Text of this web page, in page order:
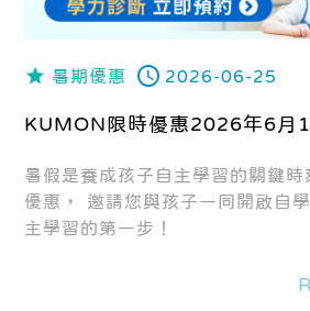
暑期優惠 2026-06-25
KUMON限時優惠2026年6月
元！
暑假是養成孩子自主學習的關鍵
優惠， 邀請您與孩子一同開啟自
主學習的第一步！